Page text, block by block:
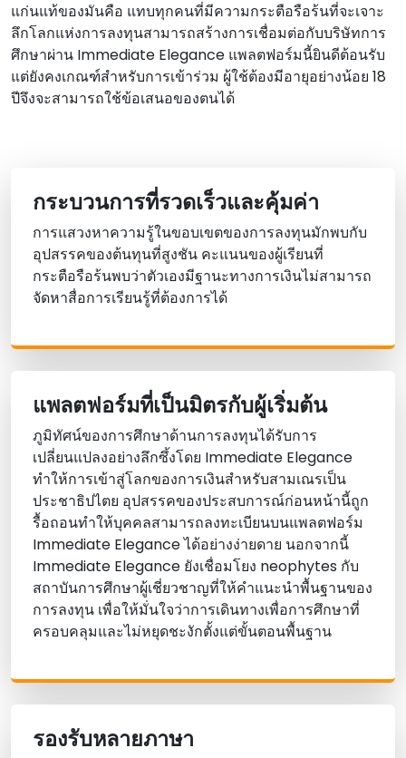
แก่นแท้ของมันคือ แทบทุกคนที่มีความกระตือรือร้นที่จะเจาะ
ลึกโลกแห่งการลงทุนสามารถสร้างการเชื่อมต่อกับบริษัทการ
ศึกษาผ่าน Immediate Elegance แพลตฟอร์มนี้ยินดีต้อนรับ
แต่ยังคงเกณฑ์สําหรับการเข้าร่วม ผู้ใช้ต้องมีอายุอย่างน้อย 18
ปีจึงจะสามารถใช้ข้อเสนอของตนได้
กระบวนการที่รวดเร็วและคุ้มค่า
การแสวงหาความรู้ในขอบเขตของการลงทุนมักพบกับ
อุปสรรคของต้นทุนที่สูงชัน คะแนนของผู้เรียนที่
กระตือรือร้นพบว่าตัวเองมีฐานะทางการเงินไม่สามารถ
จัดหาสื่อการเรียนรู้ที่ต้องการได้
แพลตฟอร์มที่เป็นมิตรกับผู้เริ่มต้น
ภูมิทัศน์ของการศึกษาด้านการลงทุนได้รับการ
เปลี่ยนแปลงอย่างลึกซึ้งโดย Immediate Elegance
ทําให้การเข้าสู่โลกของการเงินสําหรับสามเณรเป็น
ประชาธิปไตย อุปสรรคของประสบการณ์ก่อนหน้านี้ถูก
รื้อถอนทําให้บุคคลสามารถลงทะเบียนบนแพลตฟอร์ม
Immediate Elegance ได้อย่างง่ายดาย นอกจากนี้
Immediate Elegance ยังเชื่อมโยง neophytes กับ
สถาบันการศึกษาผู้เชี่ยวชาญที่ให้คําแนะนําพื้นฐานของ
การลงทุน เพื่อให้มั่นใจว่าการเดินทางเพื่อการศึกษาที่
ครอบคลุมและไม่หยุดชะงักตั้งแต่ขั้นตอนพื้นฐาน
รองรับหลายภาษา